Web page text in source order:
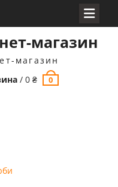
магазин
магазин
/0₴ 0